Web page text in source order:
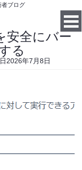
ブログ
安全にバー
る
2026年7月8日